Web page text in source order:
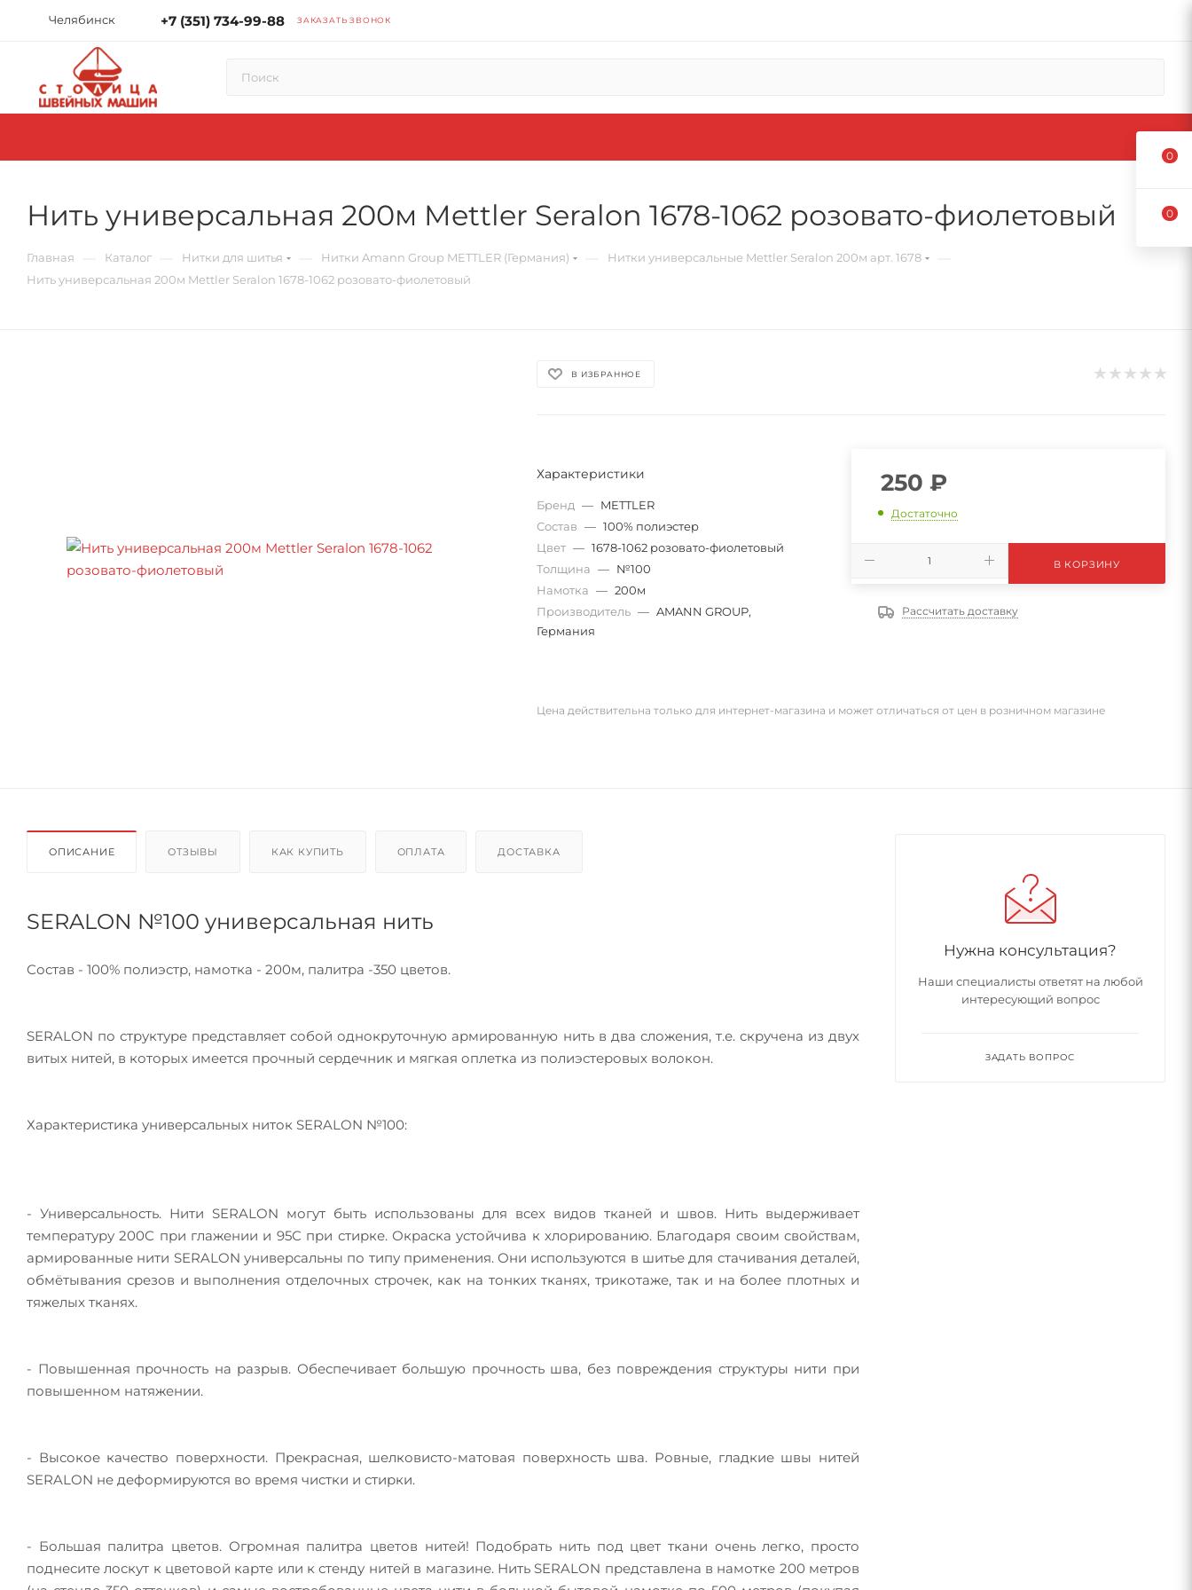
Челябинск +7 (351) 734-99-88 ЗАКАЗАТЬ ЗВОНОК
Нить универсальная 200м Mettler Seralon 1678-1062 розовато-фиолетовый
Главная Каталог Нитки для шитья Нитки Amann Group METTLER (Германия) Нитки универсальные Mettler Seralon 200м арт. 1678
Нить универсальная 200м Mettler Seralon 1678-1062 розовато-фиолетовый
В ИЗБРАННОЕ
Характеристики
Бренд — METTLER
Состав — 100% полиэстер
Цвет — 1678-1062 розовато-фиолетовый
Толщина — №100
Намотка — 200м
Производитель — AMANN GROUP,
Германия
250 ₽
Достаточно
В КОРЗИНУ
Рассчитать доставку
Цена действительна только для интернет-магазина и может отличаться от цен в розничном магазине
ОПИСАНИЕ ОТЗЫВЫ КАК КУПИТЬ ОПЛАТА ДОСТАВКА
SERALON №100 универсальная нить
Состав - 100% полиэстр, намотка - 200м, палитра -350 цветов.
SERALON по структуре представляет собой однокруточную армированную нить в два сложения, т.е. скручена из двух
витых нитей, в которых имеется прочный сердечник и мягкая оплетка из полиэстеровых волокон.
Характеристика универсальных ниток SERALON №100:
- Универсальность. Нити SERALON могут быть использованы для всех видов тканей и швов. Нить выдерживает
температуру 200С при глажении и 95С при стирке. Окраска устойчива к хлорированию. Благодаря своим свойствам,
армированные нити SERALON универсальны по типу применения. Они используются в шитье для стачивания деталей,
обмётывания срезов и выполнения отделочных строчек, как на тонких тканях, трикотаже, так и на более плотных и
тяжелых тканях.
- Повышенная прочность на разрыв. Обеспечивает большую прочность шва, без повреждения структуры нити при
повышенном натяжении.
- Высокое качество поверхности. Прекрасная, шелковисто-матовая поверхность шва. Ровные, гладкие швы нитей
SERALON не деформируются во время чистки и стирки.
- Большая палитра цветов. Огромная палитра цветов нитей! Подобрать нить под цвет ткани очень легко, просто
поднесите лоскут к цветовой карте или к стенду нитей в магазине. Нить SERALON представлена в намотке 200 метров
Нужна консультация?
Наши специалисты ответят на любой
интересующий вопрос
ЗАДАТЬ ВОПРОС
0
0